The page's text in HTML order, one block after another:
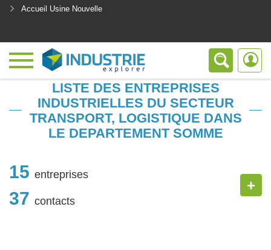
Accueil Usine Nouvelle
LISTE DES ENTREPRISES
INDUSTRIELLES DU SECTEUR
TRANSPORT, LOGISTIQUE DANS
LE DEPARTEMENT SOMME
15 entreprises
37 contacts
+